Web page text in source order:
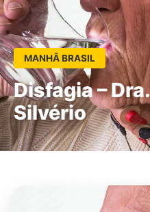
MANHÃ BRASIL
Disfagia –
Silvério